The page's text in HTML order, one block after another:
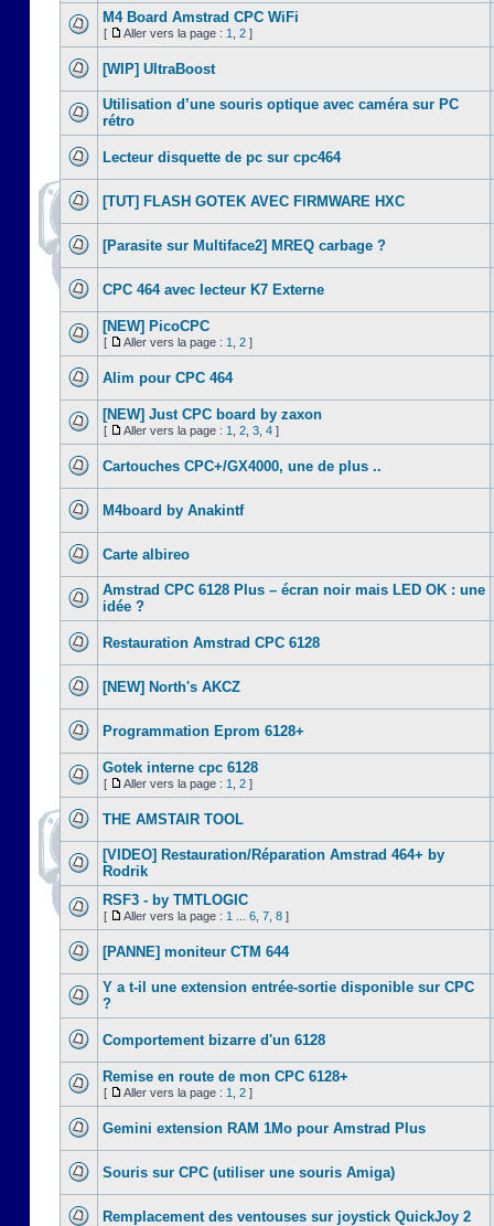
M4 Board Amstrad CPC WiFi
[ Aller vers la page : 1 2 ]
[WIP] UltraBoost
Utilisation d’une souris optique avec caméra sur PC
rétro
Lecteur disquette de pc sur cpc464
[TUT] FLASH GOTEK AVEC FIRMWARE HXC
[Parasite sur Multiface2] MREQ carbage ?
CPC 464 avec lecteur K7 Externe
[NEW] PicoCPC
[ Aller vers la page : 1 2 ]
Alim pour CPC 464
[NEW] Just CPC board by zaxon
[ Aller vers la page : 1 2 3 4 ]
Cartouches CPC+/GX4000, une de plus ..
M4board by Anakintf
Carte albireo
Amstrad CPC 6128 Plus – écran noir mais LED OK : une
idée ?
Restauration Amstrad CPC 6128
[NEW] North's AKCZ
Programmation Eprom 6128+
Gotek interne cpc 6128
[ Aller vers la page : 1 2 ]
THE AMSTAIR TOOL
[VIDEO] Restauration/Réparation Amstrad 464+ by
Rodrik
RSF3 - by TMTLOGIC
[ Aller vers la page : 1 6 7 8 ]
[PANNE] moniteur CTM 644
Y a t-il une extension entrée-sortie disponible sur CPC
?
Comportement bizarre d'un 6128
Remise en route de mon CPC 6128+
[ Aller vers la page : 1 2 ]
Gemini extension RAM 1Mo pour Amstrad Plus
Souris sur CPC (utiliser une souris Amiga)
Remplacement des ventouses sur joystick QuickJoy 2